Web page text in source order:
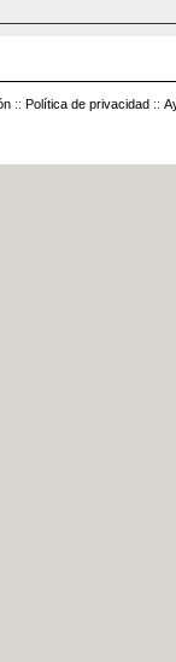
:: Política de privacidad ::